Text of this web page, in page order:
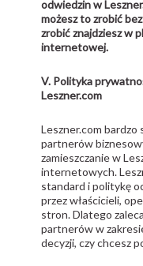
odwiedzin w
możesz to zrobić
zrobić znajdziesz w
internetowej.
V. Polityka
Leszner.com
Leszner.com
partnerów
zamieszczanie w
internetowych.
standard i politykę
przez właścicieli,
stron. Dlatego
partnerów w
decyzji, czy chcesz